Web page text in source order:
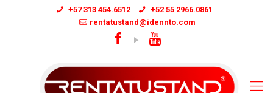
+57 313 454.6512
+52 55 2966.0861
rentatustand@idennto.com